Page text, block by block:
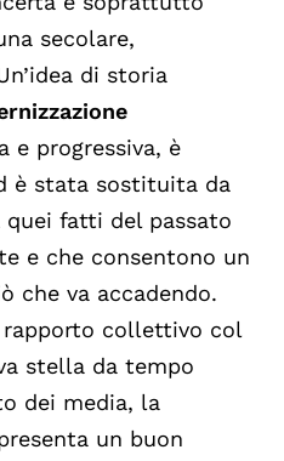
secolare,
di storia
e progressiva, è
è stata sostituita da
quei fatti del passato
e che consentono un
che va accadendo.
collettivo col
stella da tempo
dei media, la
un buon